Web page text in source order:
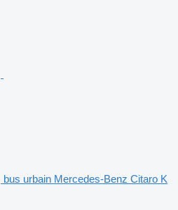
bus urbain Mercedes-Benz Citaro K